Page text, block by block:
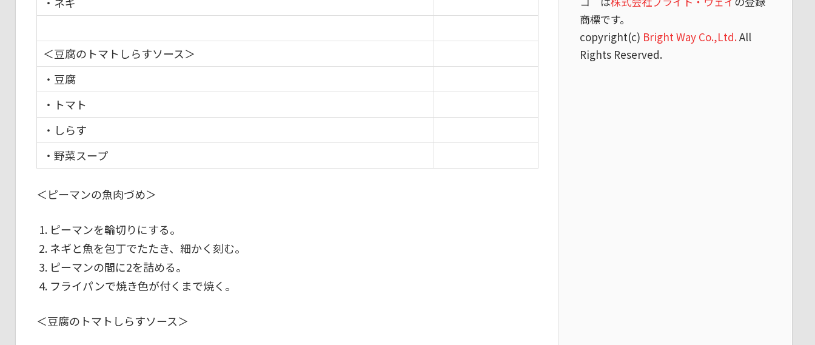
＜豆腐のトマトしらすソース＞
・豆腐
・トマト
・しらす
・野菜スープ
＜ピーマンの魚肉づめ＞
ピーマンを輪切りにする。
ネギと魚を包丁でたたき、細かく刻む。
ピーマンの間に2を詰める。
フライパンで焼き色が付くまで焼く。
＜豆腐のトマトしらすソース＞
商標です。
copyright(c) Bright Way Co.,Ltd.All
Rights Reserved.